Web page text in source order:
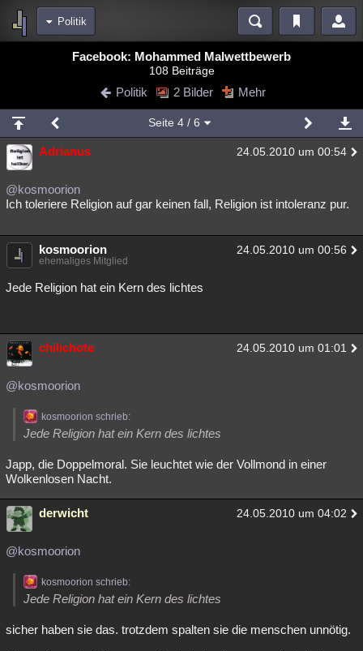
Politik
Blogs Videos
Chat Wiki Neuigkeiten
meine Rubriken
Menschen Wissenschaft Mystery Kriminalfälle
Spiritualität
weitere Rubriken
Philosophie Träume
Musik Clash Verbesserungen Allmystery English
Übersichten
Besucht Teilgenommen
Lesenswert Schlüsselwörter
Facebook: Mohammed Malwettbewerb
108 Beiträge
Politik 2 Bilder Mehr
Seite 4/ 6
Adrianus 24.05.2010 um 00:54
@kosmoorion
Ich toleriere Religion auf gar keinen fall, Religion ist intoleranz pur.
kosmoorion 24.05.2010 um 00:56
ehemaliges Mitglied
Jede Religion hat ein Kern des lichtes
chilichote 24.05.2010 um 01:01
@kosmoorion
kosmoorion schrieb:
Jede Religion hat ein Kern des lichtes
Japp, die Doppelmoral. Sie leuchtet wie der Vollmond in einer
Wolkenlosen Nacht.
derwicht 24.05.2010 um 04:02
@kosmoorion
kosmoorion schrieb:
Jede Religion hat ein Kern des lichtes
sicher haben sie das. trotzdem spalten sie die menschen unnötig.